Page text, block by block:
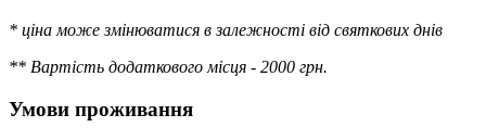
* ціна може змінюватися в залежності від святкових днів
** Вартість додаткового місця - 2000 грн.
Умови проживання